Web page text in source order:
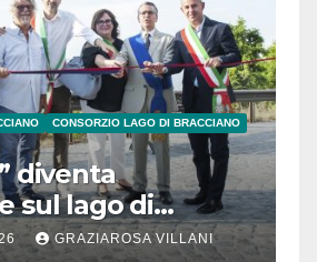
CONSORZIO LAGO DI BRACCIANO
diventa
sul lago di
ieriGRAZIAROSA VILLANI